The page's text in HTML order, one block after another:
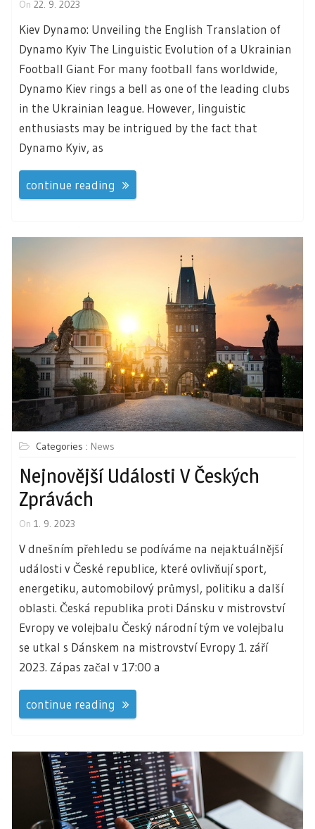
On 22. 9. 2023
Kiev Dynamo: Unveiling the English Translation of
Dynamo Kyiv The Linguistic Evolution of a Ukrainian
Football Giant For many football fans worldwide,
Dynamo Kiev rings a bell as one of the leading clubs
in the Ukrainian league. However, linguistic
enthusiasts may be intrigued by the fact that
Dynamo Kyiv, as
continue reading
Categories : News
Nejnovější Události V Českých
Zprávách
On 1. 9. 2023
V dnešním přehledu se podíváme na nejaktuálnější
události v České republice, které ovlivňují sport,
energetiku, automobilový průmysl, politiku a další
oblasti. Česká republika proti Dánsku v mistrovství
Evropy ve volejbalu Český národní tým ve volejbalu
se utkal s Dánskem na mistrovství Evropy 1. září
2023. Zápas začal v 17:00 a
continue reading